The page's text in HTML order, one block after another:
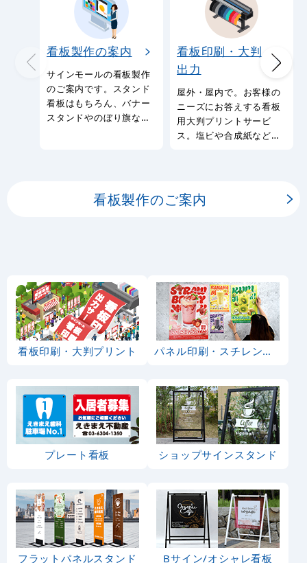
看板製作の案内
サインモールの看板製作
のご案内です。スタンド
看板はもちろん、バナー
スタンドやのぼり旗など
看板印刷・大判
出力
屋外・屋内で。お客様の
ニーズにお答えする看板
用大判プリントサービ
ス。塩ビや合成紙など看
看板製作のご案内
看板印刷・大判プリント パネル印刷・スチレンボード
プレート看板 ショップサインスタンド
フラットパネルスタンド Bサイン/オシャレ看板